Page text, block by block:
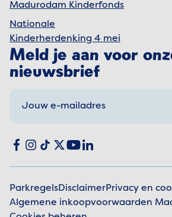
Madurodam Kinderfonds
Nationale
Kinderherdenking 4 mei
Meld je aan voor
nieuwsbrief
Social media
Facebook
Instagram
TikTok
X YouTube
LinkedIn
ParkregelsDisclaimerPrivacy en
Algemene inkoopvoorwaarden